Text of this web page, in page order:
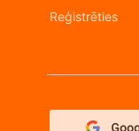
Reģistrēties